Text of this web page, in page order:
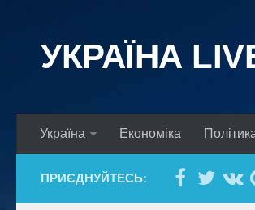
УКРАЇНА
Україна Економіка
ПРИЄДНУЙТЕСЬ: